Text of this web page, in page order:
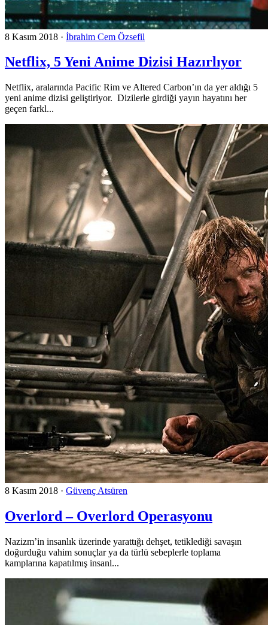
8 Kasım 2018 · İbrahim Cem Özsefil
Netflix, 5 Yeni Anime Dizisi Hazırlıyor
Netflix, aralarında Pacific Rim ve Altered Carbon’ın da yer aldığı 5
yeni anime dizisi geliştiriyor. Dizilerle girdiği yayın hayatını her
geçen farkl...
8 Kasım 2018 · Güvenç Atsüren
Overlord – Overlord Operasyonu
Nazizm’in insanlık üzerinde yarattığı dehşet, tetiklediği savaşın
doğurduğu vahim sonuçlar ya da türlü sebeplerle toplama
kamplarına kapatılmış insanl...